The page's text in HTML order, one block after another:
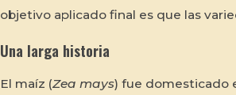
objetivo aplicado final es que las
Una larga historia
El maíz (Zea mays) fue domesticado